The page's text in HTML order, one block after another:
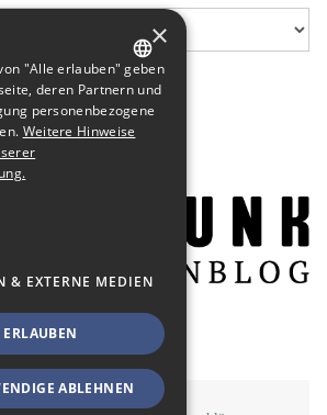
GERMAN
ENGLISH
×
"Alle erlauben" geben
deren Partnern und
personenbezogene
Weitere Hinweise
& EXTERNE MEDIEN
ABLEHNEN